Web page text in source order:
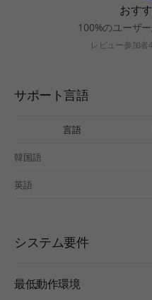
おす
100%のユーザ
レビュー参加者
サポート言語
言語
韓国語
英語
システム要件
最低動作環境